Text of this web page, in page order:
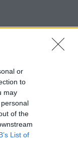
or
to
may
of the
List of